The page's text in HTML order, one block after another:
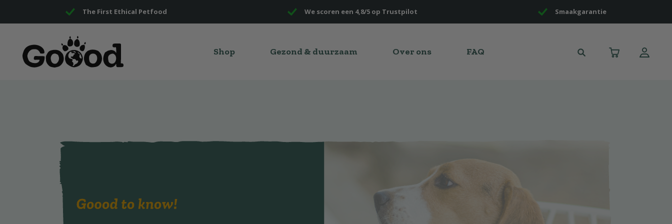
The First Ethical Petfood We scoren een 4,8/5 op Trustpilot Smaakgarantie
Shop Gezond & duurzaam Over ons FAQ